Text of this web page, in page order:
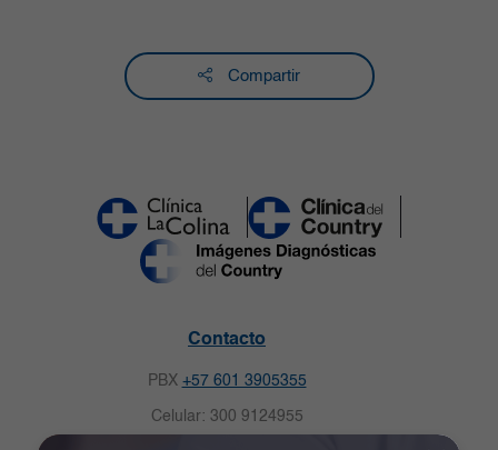
Compartir
Contacto
PBX +57 601 3905355
Celular: 300 9124955